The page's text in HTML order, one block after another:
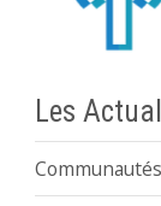
Les